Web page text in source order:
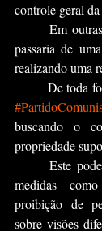
controle geral da
passaria de
realizando uma
buscando o
propriedade
medidas
proibição de